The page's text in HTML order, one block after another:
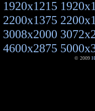
1920x1215
2200x1375
3008x2000
4600x2875
© 2009